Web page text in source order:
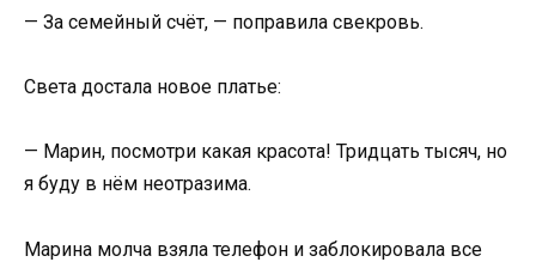
— За семейный счёт, — поправила свекровь.
Света достала новое платье:
— Марин, посмотри какая красота! Тридцать тысяч, но
я буду в нём неотразима.
Марина молча взяла телефон и заблокировала все